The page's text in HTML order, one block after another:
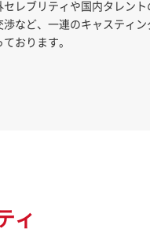
セレブリティや国内タレント
渉など、一連のキャスティン
ております。
ィ